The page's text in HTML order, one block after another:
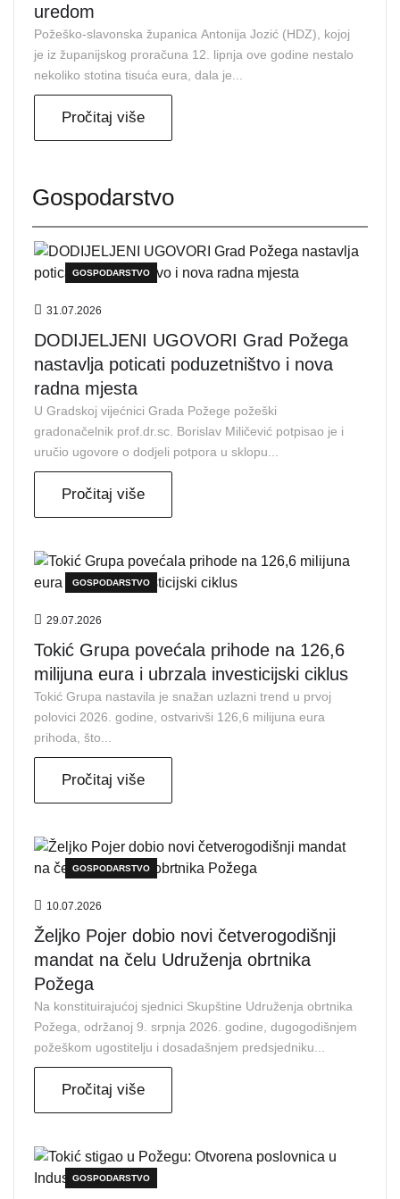
uredom
Požeško-slavonska županica Antonija Jozić (HDZ), kojoj
je iz županijskog proračuna 12. lipnja ove godine nestalo
nekoliko stotina tisuća eura, dala je...
Pročitaj više
Gospodarstvo
GOSPODARSTVO
31.07.2026
DODIJELJENI UGOVORI Grad Požega
nastavlja poticati poduzetništvo i nova
radna mjesta
U Gradskoj vijećnici Grada Požege požeški
gradonačelnik prof.dr.sc. Borislav Miličević potpisao je i
uručio ugovore o dodjeli potpora u sklopu...
Pročitaj više
GOSPODARSTVO
29.07.2026
Tokić Grupa povećala prihode na 126,6
milijuna eura i ubrzala investicijski ciklus
Tokić Grupa nastavila je snažan uzlazni trend u prvoj
polovici 2026. godine, ostvarivši 126,6 milijuna eura
prihoda, što...
Pročitaj više
GOSPODARSTVO
10.07.2026
Željko Pojer dobio novi četverogodišnji
mandat na čelu Udruženja obrtnika
Požega
Na konstituirajućoj sjednici Skupštine Udruženja obrtnika
Požega, održanoj 9. srpnja 2026. godine, dugogodišnjem
požeškom ugostitelju i dosadašnjem predsjedniku...
Pročitaj više
GOSPODARSTVO